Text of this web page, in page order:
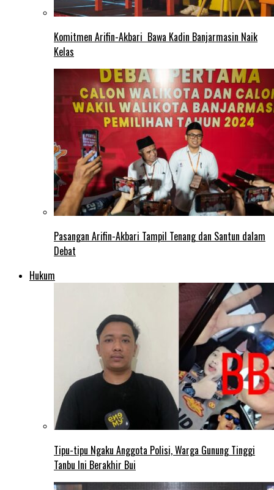
Komitmen Arifin-Akbari Bawa Kadin Banjarmasin Naik
Kelas
Pasangan Arifin-Akbari Tampil Tenang dan Santun dalam
Debat
Hukum
Tipu-tipu Ngaku Anggota Polisi, Warga Gunung Tinggi
Tanbu Ini Berakhir Bui